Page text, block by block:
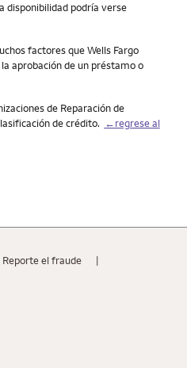
disponibilidad podría verse
factores que Wells Fargo
aprobación de un préstamo o
de Reparación de
de crédito. ←regrese al
Reporte el fraude